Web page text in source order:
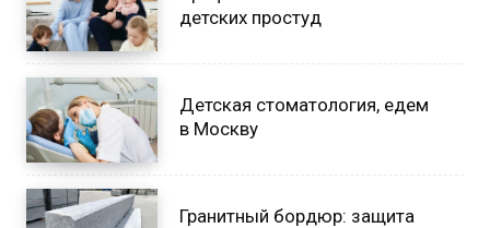
детских простуд
Детская стоматология, едем
в Москву
Гранитный бордюр: защита